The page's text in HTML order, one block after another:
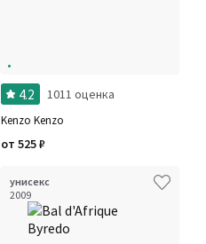
4.2 1011 оценка
Kenzo Kenzo
от 525₽
унисекс
2009